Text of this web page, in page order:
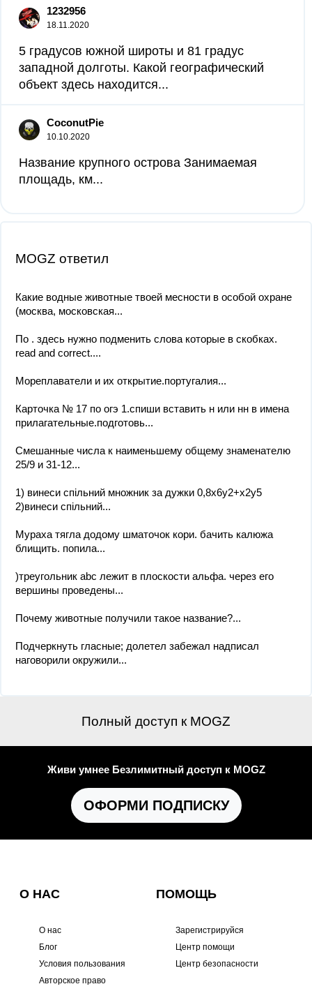
1232956
18.11.2020
5 градусов южной широты и 81 градус
западной долготы. Какой географический
объект здесь находится...
CoconutPie
10.10.2020
Название крупного острова Занимаемая
площадь, км​...
MOGZ ответил
Какие водные животные твоей месности в особой охране
(москва, московская...
По . здесь нужно подменить слова которые в скобках.
read and correct....
Мореплаватели и их открытие.португалия...
Карточка № 17 по огэ 1.спиши вставить н или нн в имена
прилагательные.подготовь...
Смешанные числа к наименьшему общему знаменателю
25/9 и 31-12...
1) винеси спільний множник за дужки 0,8x6y2+x2y5
2)винеси спільний...
Мураха тягла додому шматочок кори. бачить калюжа
блищить. попила...
)треугольник abc лежит в плоскости альфа. через его
вершины проведены...
Почему животные получили такое название?...
Подчеркнуть гласные; долетел забежал надписал
наговорили окружили...
Полный доступ к MOGZ
Живи умнее Безлимитный доступ к MOGZ
ОФОРМИ ПОДПИСКУ
О НАС
О нас
Блог
Условия пользования
Авторское право
ПОМОЩЬ
Зарегистрируйся
Центр помощи
Центр безопасности